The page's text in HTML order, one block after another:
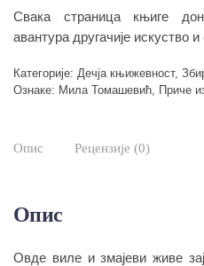
Свака страница књиге
авантура другачије искуство
Категорије: Дечја књижевност,
Ознаке: Мила Томашевић, Приче
Опис Рецензије (0)
Опис
Овде виле и змајеви живе